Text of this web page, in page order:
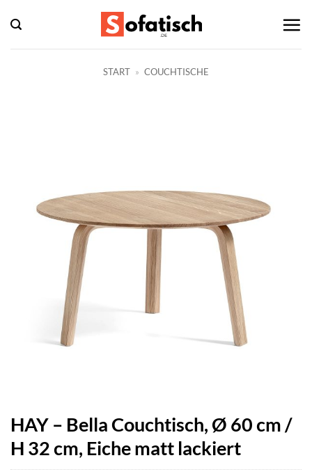
Inhalt
springen
START » COUCHTISCHE
HAY – Bella Couchtisch, Ø 60 cm /
H 32 cm, Eiche matt lackiert